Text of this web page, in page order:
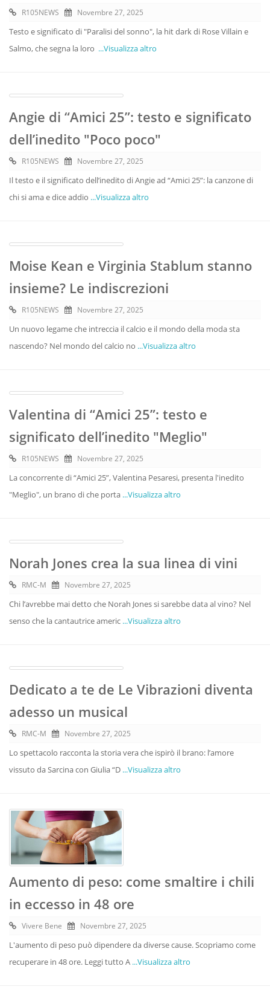
R105NEWS Novembre 27, 2025
Testo e significato di "Paralisi del sonno", la hit dark di Rose Villain e
Salmo, che segna la loro ...Visualizza altro
Angie di “Amici 25”: testo e significato
dell’inedito "Poco poco"
R105NEWS Novembre 27, 2025
Il testo e il significato dell’inedito di Angie ad “Amici 25”: la canzone di
chi si ama e dice addio ...Visualizza altro
Moise Kean e Virginia Stablum stanno
insieme? Le indiscrezioni
R105NEWS Novembre 27, 2025
Un nuovo legame che intreccia il calcio e il mondo della moda sta
nascendo? Nel mondo del calcio no ...Visualizza altro
Valentina di “Amici 25”: testo e
significato dell’inedito "Meglio"
R105NEWS Novembre 27, 2025
La concorrente di “Amici 25”, Valentina Pesaresi, presenta l'inedito
"Meglio", un brano di che porta ...Visualizza altro
Norah Jones crea la sua linea di vini
RMC-M Novembre 27, 2025
Chi l’avrebbe mai detto che Norah Jones si sarebbe data al vino? Nel
senso che la cantautrice americ ...Visualizza altro
Dedicato a te de Le Vibrazioni diventa
adesso un musical
RMC-M Novembre 27, 2025
Lo spettacolo racconta la storia vera che ispirò il brano: l’amore
vissuto da Sarcina con Giulia “D ...Visualizza altro
Aumento di peso: come smaltire i chili
in eccesso in 48 ore
Vivere Bene Novembre 27, 2025
L'aumento di peso può dipendere da diverse cause. Scopriamo come
recuperare in 48 ore. Leggi tutto A ...Visualizza altro